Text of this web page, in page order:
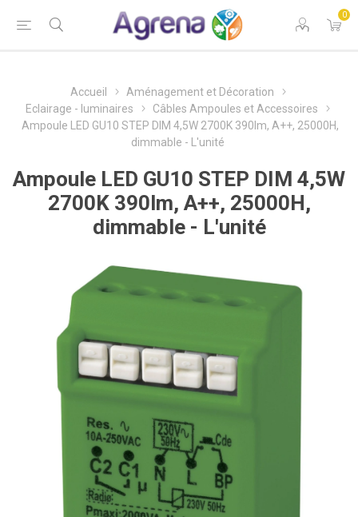
0
Accueil
Aménagement et Décoration
Eclairage - luminaires
Câbles Ampoules et Accessoires
Ampoule LED GU10 STEP DIM 4,5W 2700K 390lm, A++, 25000H,
dimmable - L'unité
Ampoule LED GU10 STEP DIM 4,5W
2700K 390lm, A++, 25000H,
dimmable - L'unité